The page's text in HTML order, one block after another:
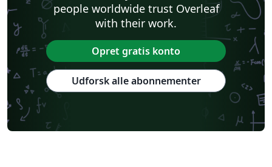
people worldwide trust Overleaf
with their work.
Opret gratis konto
Udforsk alle abonnementer